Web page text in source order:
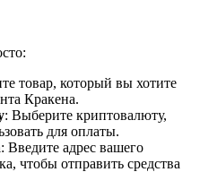
товар, который вы хотите
Кракена.
: Выберите криптовалюту,
для оплаты.
: Введите адрес вашего
чтобы отправить средства